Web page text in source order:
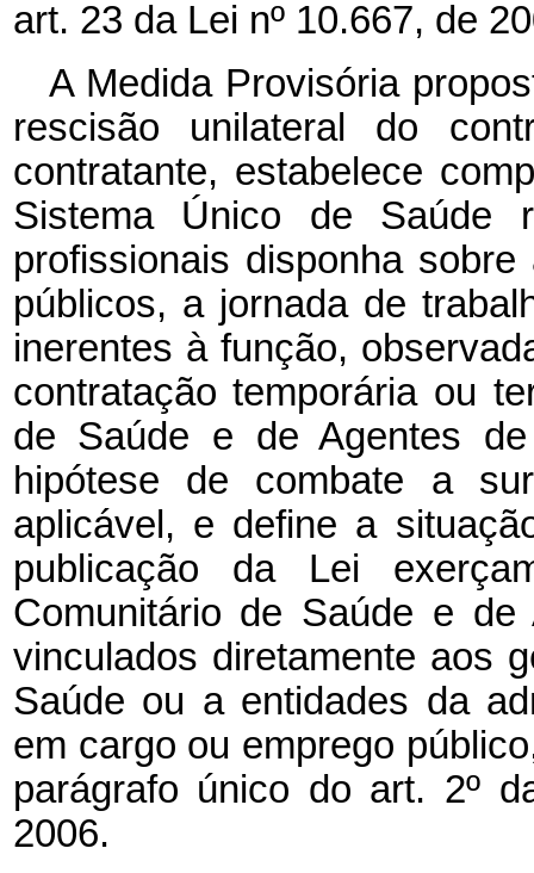
art. 23 da Lei nº 10.667, de
A Medida Provisória
rescisão unilateral do
contratante, estabelece
Sistema Único de Saúde
profissionais disponha
públicos, a jornada de
inerentes à função,
contratação temporária ou
de Saúde e de Agentes
hipótese de combate a
aplicável, e define a
publicação da Lei
Comunitário de Saúde e
vinculados diretamente aos
Saúde ou a entidades da
em cargo ou emprego
parágrafo único do art. 2º
2006.